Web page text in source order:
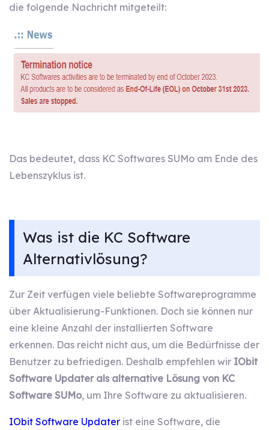
die folgende Nachricht mitgeteilt:
Das bedeutet, dass KC Softwares SUMo am Ende des
Lebenszyklus ist.
Was ist die KC Software
Alternativlösung?
Zur Zeit verfügen viele beliebte Softwareprogramme
über Aktualisierung-Funktionen. Doch sie können nur
eine kleine Anzahl der installierten Software
erkennen. Das reicht nicht aus, um die Bedürfnisse der
Benutzer zu befriedigen. Deshalb empfehlen wir IObit
Software Updater als alternative Lösung von KC
Software SUMo, um Ihre Software zu aktualisieren.
IObit Software Updater ist eine Software, die